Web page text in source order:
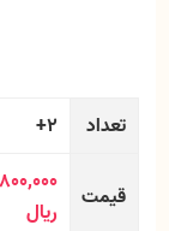
تعداد 2+
قیمت
ریال